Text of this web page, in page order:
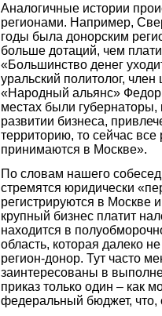
Аналогичные истории
регионами. Например,
годы была донорским
больше дотаций, чем
«Большинство денег
уральский политолог,
«Народный альянс»
местах были
развитии бизнеса,
территорию, то сейчас
принимаются в Москве».
По словам нашего
стремятся юридически
регистрируются в Москве
крупный бизнес платит
находится в
область, которая далеко
регион-донор. Тут часто
заинтересованы в
приказ только один – как
федеральный бюджет, что,